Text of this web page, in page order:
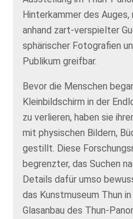
Hinterkammer des
anhand zart-verspielter
sphärischer Fotografien
Publikum greifbar.
Bevor die Menschen
Kleinbildschirm in der
zu verlieren, haben sie
mit physischen Bildern,
gestillt. Diese
begrenzter, das Suchen
Details dafür umso
das Kunstmuseum Thun
Glasanbau des Thun-